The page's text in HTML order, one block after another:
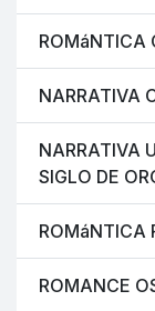
ROMáNTICA
NARRATIVA
NARRATIVA
SIGLO DE
ROMáNTICA
ROMANCE